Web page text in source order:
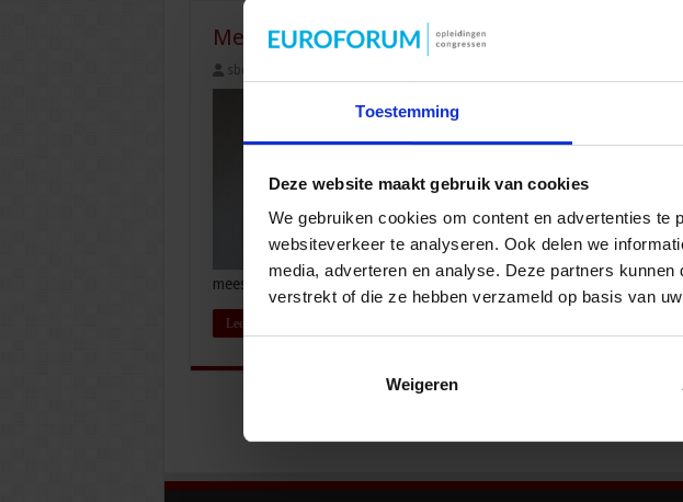
Toestemming
Deze website maakt gebruik van cookies
We gebruiken cookies om content en advertenties
websiteverkeer te analyseren. Ook delen we
media, adverteren en analyse. Deze partners
verstrekt of die ze hebben verzameld op basis van
Weigeren
Meer meldingen en aangiften van seksuele
sbo
misdrijven bij
door onder
meerdere
plaatsvonden
slachtoffers
politie dat
meeste gevallen kennen. Bij de politie kwamen in de eerste zes …
Lees verder »